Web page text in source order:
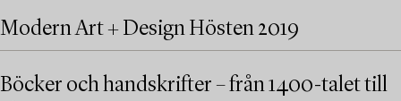
Modern Art + Design Hösten 2019
Böcker och handskrifter – från 1400-talet till